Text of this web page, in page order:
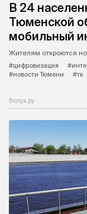
В 24
Тюменской
мобильный
Жителям откроются
#цифровизация
#новости Тюмени
#тк
Вслух.ру